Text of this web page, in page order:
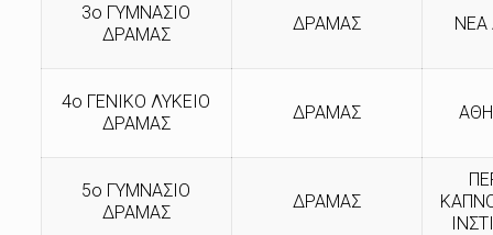
3ο ΓΥΜΝΑΣΙΟ
ΔΡΑΜΑΣ
ΔΡΑΜΑΣ ΝΕΑ
4ο ΓΕΝΙΚΟ ΛΥΚΕΙΟ
ΔΡΑΜΑΣ
ΔΡΑΜΑΣ
5ο ΓΥΜΝΑΣΙΟ
ΔΡΑΜΑΣ
ΔΡΑΜΑΣ